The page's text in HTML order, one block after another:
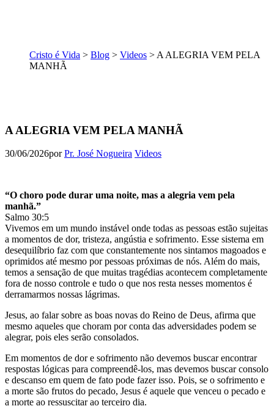
Cristo é Vida > Blog > Videos > A ALEGRIA VEM PELA
MANHÃ
A ALEGRIA VEM PELA MANHÃ
30/06/2026porPr. José Nogueira Videos
“O choro pode durar uma noite, mas a alegria vem pela
manhã.”
Salmo 30:5
Vivemos em um mundo instável onde todas as pessoas estão sujeitas
a momentos de dor, tristeza, angústia e sofrimento. Esse sistema em
desequilíbrio faz com que constantemente nos sintamos magoados e
oprimidos até mesmo por pessoas próximas de nós. Além do mais,
temos a sensação de que muitas tragédias acontecem completamente
fora de nosso controle e tudo o que nos resta nesses momentos é
derramarmos nossas lágrimas.
Jesus, ao falar sobre as boas novas do Reino de Deus, afirma que
mesmo aqueles que choram por conta das adversidades podem se
alegrar, pois eles serão consolados.
Em momentos de dor e sofrimento não devemos buscar encontrar
respostas lógicas para compreendê-los, mas devemos buscar consolo
e descanso em quem de fato pode fazer isso. Pois, se o sofrimento e
a morte são frutos do pecado, Jesus é aquele que venceu o pecado e
a morte ao ressuscitar ao terceiro dia.